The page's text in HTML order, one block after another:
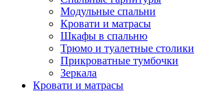
Модульные спальни
Кровати и матрасы
Шкафы в спальню
Трюмо и туалетные столики
Прикроватные тумбочки
Зеркала
Кровати и матрасы